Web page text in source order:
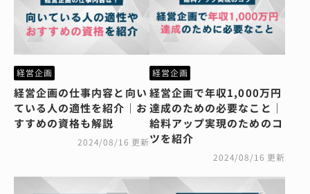
経営企画
経営企画の仕事内容と向い
ている人の適性を紹介｜お
すすめの資格も解説
2024/08/16 更新
経営企画
経営企画で年収1,000万円
達成のための必要なこと｜
給料アップ実現のためのコ
ツを紹介
2024/08/16 更新